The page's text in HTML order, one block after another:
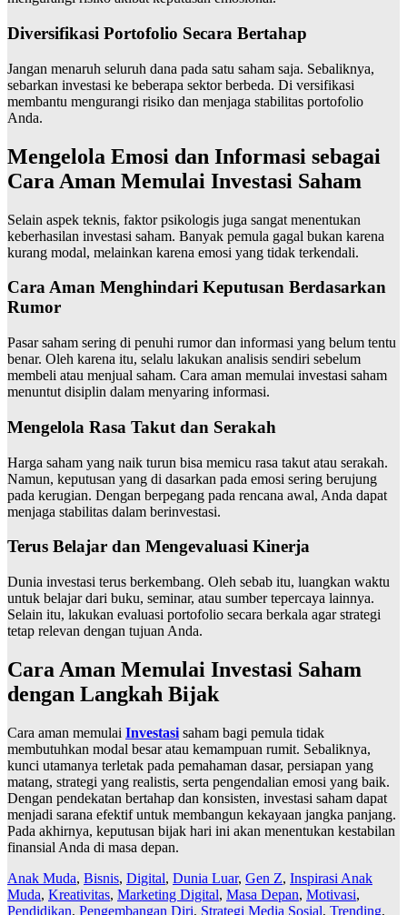
Diversifikasi Portofolio Secara Bertahap
Jangan menaruh seluruh dana pada satu saham saja. Sebaliknya,
sebarkan investasi ke beberapa sektor berbeda. Di versifikasi
membantu mengurangi risiko dan menjaga stabilitas portofolio
Anda.
Mengelola Emosi dan Informasi sebagai
Cara Aman Memulai Investasi Saham
Selain aspek teknis, faktor psikologis juga sangat menentukan
keberhasilan investasi saham. Banyak pemula gagal bukan karena
kurang modal, melainkan karena emosi yang tidak terkendali.
Cara Aman Menghindari Keputusan Berdasarkan
Rumor
Pasar saham sering di penuhi rumor dan informasi yang belum tentu
benar. Oleh karena itu, selalu lakukan analisis sendiri sebelum
membeli atau menjual saham. Cara aman memulai investasi saham
menuntut disiplin dalam menyaring informasi.
Mengelola Rasa Takut dan Serakah
Harga saham yang naik turun bisa memicu rasa takut atau serakah.
Namun, keputusan yang di dasarkan pada emosi sering berujung
pada kerugian. Dengan berpegang pada rencana awal, Anda dapat
menjaga stabilitas dalam berinvestasi.
Terus Belajar dan Mengevaluasi Kinerja
Dunia investasi terus berkembang. Oleh sebab itu, luangkan waktu
untuk belajar dari buku, seminar, atau sumber tepercaya lainnya.
Selain itu, lakukan evaluasi portofolio secara berkala agar strategi
tetap relevan dengan tujuan Anda.
Cara Aman Memulai Investasi Saham
dengan Langkah Bijak
Cara aman memulai Investasi saham bagi pemula tidak
membutuhkan modal besar atau kemampuan rumit. Sebaliknya,
kunci utamanya terletak pada pemahaman dasar, persiapan yang
matang, strategi yang realistis, serta pengendalian emosi yang baik.
Dengan pendekatan bertahap dan konsisten, investasi saham dapat
menjadi sarana efektif untuk membangun kekayaan jangka panjang.
Pada akhirnya, keputusan bijak hari ini akan menentukan kestabilan
finansial Anda di masa depan.
Anak Muda, Bisnis, Digital, Dunia Luar, Gen Z, Inspirasi Anak
Muda, Kreativitas, Marketing Digital, Masa Depan, Motivasi,
Pendidikan, Pengembangan Diri, Strategi Media Sosial, Trending,